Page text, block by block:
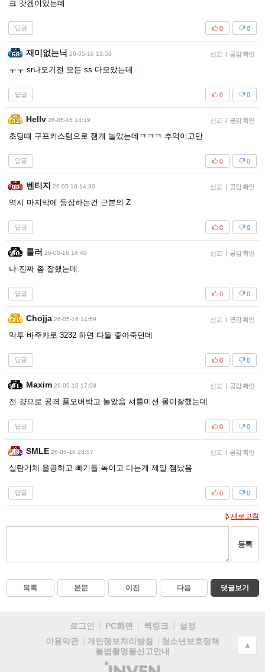
크 갓겜이었는데
답글 0
0
재미없는닉 26-05-16 13:53 신고 | 공감 확인
ㅜㅜ sr나오기전 모든 ss 다모았는데..
답글 0
0
Hellv 26-05-16 14:19 신고 | 공감 확인
초딩때 구프커스텀으로 잼게 놀았는데ㅋㅋㅋ 추억이고만
답글 0
0
벤티지 26-05-16 14:30 신고 | 공감 확인
역시 마지막에 등장하는건 근본의 Z
답글 0
0
룰러 26-05-16 14:40 신고 | 공감 확인
나 진짜 좀 잘했는데.
답글 0
0
Chojja 26-05-16 14:59 신고 | 공감 확인
막투 바주카로 3232 하면 다들 좋아죽던데
답글 0
0
Maxim 26-05-16 17:08 신고 | 공감 확인
전 걍으로 공격 풀오버박고 놀았음 셔틀미션 몰이잘했는데
답글 0
0
SMLE 26-05-16 23:57 신고 | 공감 확인
실탄기체 올공하고 빠기들 녹이고 다는게 제일 잼났음
답글 0
0
새로고침
등록
목록 본문 이전 다음 댓글보기
로그인 PC화면 퀵링크
설정
이용약관
개인정보처리방침
청소년보호정책
불법촬영물신고안내
(주)
▲